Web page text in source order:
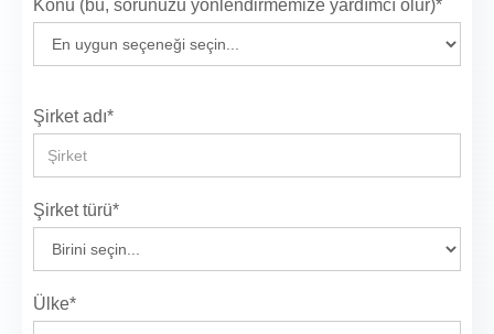
Konu (bu, sorunuzu yönlendirmemize yardımcı olur)*
Şirket adı*
Şirket türü*
Ülke*